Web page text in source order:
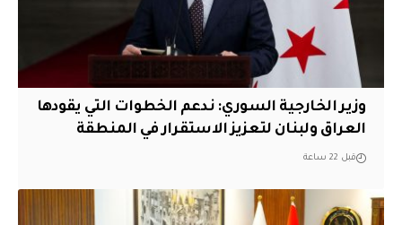
وزير الخارجية السوري: ندعم الخطوات التي يقودها
العراق ولبنان لتعزيز الاستقرار في المنطقة
قبل 22 ساعة